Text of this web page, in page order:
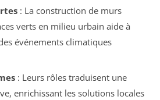
: La construction de murs
verts en milieu urbain aide à
événements climatiques
: Leurs rôles traduisent une
enrichissant les solutions locales